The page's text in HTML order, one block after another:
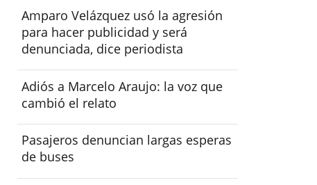
Amparo Velázquez usó la agresión
para hacer publicidad y será
denunciada, dice periodista
Adiós a Marcelo Araujo: la voz que
cambió el relato
Pasajeros denuncian largas esperas
de buses